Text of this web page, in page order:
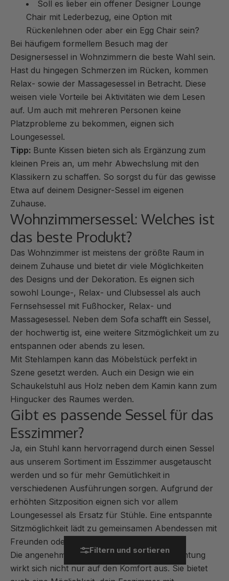
Filtern und sortieren
Soll es lieber ein offener Designer Lounge
Chair mit Lederbezug, eine Option mit
Rückenlehnen oder aber ein Egg Chair sein?
Bei häufigem formellem Besuch mag der
Designersessel in Wohnzimmern die beste Wahl sein.
Hast du hingegen Schmerzen im Rücken, kommen
Relax- sowie der Massagesessel in Betracht. Diese
weisen viele Vorteile bei Aktivitäten wie dem Lesen
auf. Um auch mit mehreren Personen keine
Platzprobleme zu bekommen, eignen sich
Loungesessel.
Tipp: Bunte Kissen bieten sich als Ergänzung zum
kleinen Preis an, um mehr Abwechslung mit den
Klassikern zu schaffen. So sorgst du für das gewisse
Etwa auf deinem Designer-Sessel im eigenen
Zuhause.
Wohnzimmersessel: Welches ist
das beste Produkt?
Das Wohnzimmer ist meistens der größte Raum in
deinem Zuhause und bietet dir viele Möglichkeiten
des Designs und der Dekoration. Es eignen sich
sowohl Lounge-, Relax- und Clubsessel als auch
Fernsehsessel mit Fußhocker, Relax- und
Massagesessel. Neben dem Sofa schafft ein Sessel,
der hochwertig ist, eine weitere Sitzmöglichkeit um zu
entspannen oder abends zu lesen.
Mit Stehlampen kann das Möbelstück perfekt in
Szene gesetzt werden. Auch ein Design wie ein
Schaukelstuhl aus Holz neben dem Kamin kann zum
Hingucker des Raumes werden.
Gibt es passende Sessel für das
Esszimmer?
Ja, ein Stuhl kann hervorragend durch einen Sessel
aus unserem Sortiment im Esszimmer ausgetauscht
werden und so für mehr Gemütlichkeit in
verschiedenen Ausführungen sorgen. Aufgrund der
erhöhten Sitzposition eignen sich vor allem
Loungesessel als Ersatz für Stühle. Eine entspannte
Sitzmöglichkeit lädt zu gemeinsamen Abendessen mit
Freunden oder der Familie ein.
Die angenehme Sitzgelegenheit für die Einrichtung
wirkt sich nicht nur auf den Komfort aus. Sie bietet